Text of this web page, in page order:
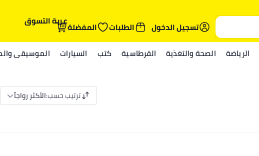
تسجيل الدخول
الطلبات المفضلةعربة التسوق
الرياضة الصحة والتغذية القرطاسية كتب السيارات الموسيقى
ترتيب حسب:الأكثر رواجاً